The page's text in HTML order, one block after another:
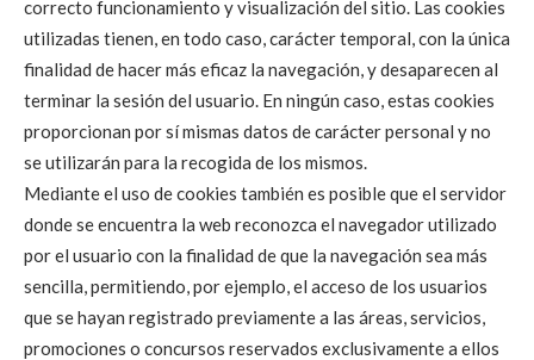
correcto funcionamiento y visualización del sitio. Las cookies
utilizadas tienen, en todo caso, carácter temporal, con la única
finalidad de hacer más eficaz la navegación, y desaparecen al
terminar la sesión del usuario. En ningún caso, estas cookies
proporcionan por sí mismas datos de carácter personal y no
se utilizarán para la recogida de los mismos.
Mediante el uso de cookies también es posible que el servidor
donde se encuentra la web reconozca el navegador utilizado
por el usuario con la finalidad de que la navegación sea más
sencilla, permitiendo, por ejemplo, el acceso de los usuarios
que se hayan registrado previamente a las áreas, servicios,
promociones o concursos reservados exclusivamente a ellos